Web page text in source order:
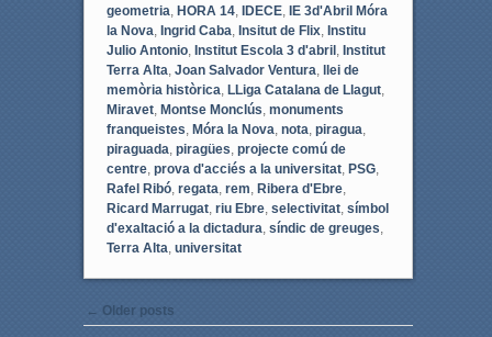
geometria HORA 14, IDECE, IE 3d'Abril Móra
la Nova Ingrid Caba Insitut de Flix, Institu
Julio Antonio, Institut Escola 3 d'abril, Institut
Terra Alta Joan Salvador Ventura llei de
memòria històrica LLiga Catalana de Llagut,
Miravet, Montse Monclús monuments
franqueistes Móra la Nova nota piragua
piraguada piragües projecte comú de
centre, prova d'acciés a la universitat, PSG,
Rafel Ribó, regata rem Ribera d'Ebre,
Ricard Marrugat, riu Ebre, selectivitat, símbol
d'exaltació a la dictadura síndic de greuges
Terra Alta universitat
Post navigation
← Older posts